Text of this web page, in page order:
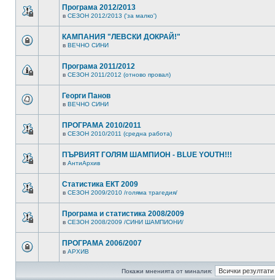
Програма 2012/2013
в СЕЗОН 2012/2013 ('за малко')
КАМПАНИЯ "ЛЕВСКИ ДОКРАЙ!"
в ВЕЧНО СИНИ
Програма 2011/2012
в СЕЗОН 2011/2012 (отново провал)
Георги Панов
в ВЕЧНО СИНИ
ПРОГРАМА 2010/2011
в СЕЗОН 2010/2011 (средна работа)
ПЪРВИЯТ ГОЛЯМ ШАМПИОН - BLUE YOUTH!!!
в АнтиАрхив
Статистика ЕКТ 2009
в СЕЗОН 2009/2010 /голяма трагедия/
Програма и статистика 2008/2009
в СЕЗОН 2008/2009 /СИНИ ШАМПИОНИ/
ПРОГРАМА 2006/2007
в АРХИВ
Покажи мненията от миналия: